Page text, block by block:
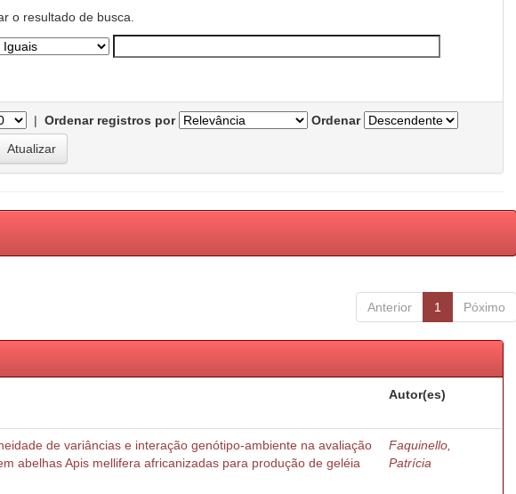
o resultado de busca.
| Ordenar registros por
Ordenar
Anterior 1 Póximo
Autor(es)
de variâncias e interação genótipo-ambiente na avaliação
abelhas Apis mellifera africanizadas para produção de geléia
Faquinello,
Patrícia